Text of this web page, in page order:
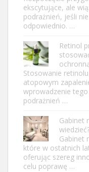
ekscytujące, ale
podrażnień, jeśli
odpowiednio. …
Retinol
Stosowanie
atopowym
wprowadzenie
podrażnień …
Gabinet
Gabinet
które w ostatnich
oferując szereg
celu poprawę …